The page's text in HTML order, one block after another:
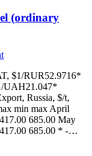
(ordinary
$1/RUR52.9716*
UAH21.047*
Russia, $/t,
min max April
685.00 May
417.00 685.00 * -…